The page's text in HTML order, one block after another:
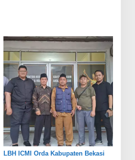
LBH ICMI Orda Kabupaten Bekasi